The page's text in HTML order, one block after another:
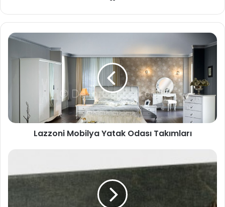
sit
esi
Lazzoni Mobilya Yatak Odası Takımları